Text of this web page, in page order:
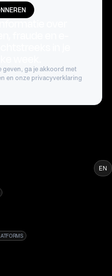
geven, ga je akkoord met
en onze privacyverklaring
EN